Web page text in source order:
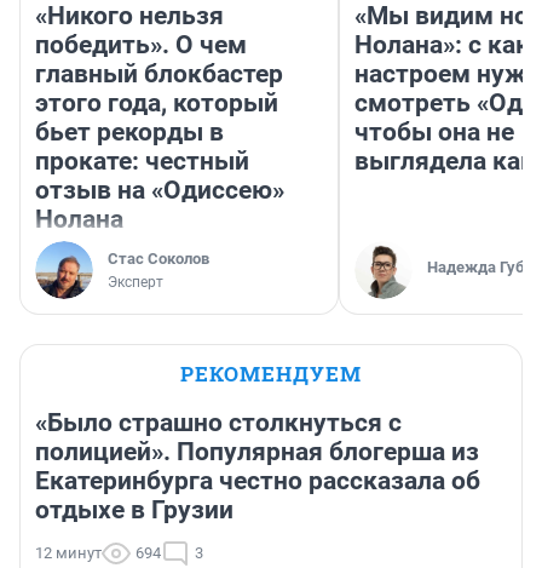
«Никого нельзя
победить». О чем
главный блокбастер
этого года, который
бьет рекорды в
прокате: честный
отзыв на «Одиссею»
Нолана
Стас Соколов
Эксперт
«Мы видим
Нолана»: с
настроем
смотреть
чтобы она не
выглядела как
Надежда
РЕКОМЕНДУЕМ
«Было страшно столкнуться с
полицией». Популярная блогерша из
Екатеринбурга честно рассказала об
отдыхе в Грузии
12 минут 694 3